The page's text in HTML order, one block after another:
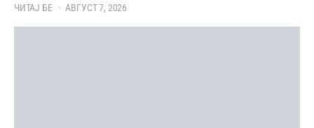
ЧИТАЈ БЕ АВГУСТ 7, 2026